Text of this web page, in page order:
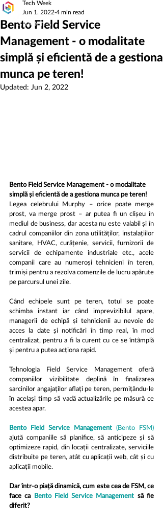
Bento Field Service
Management - o modalitate
simplă și eficientă de a gestiona
munca pe teren!
Tech Week
Jun 1, 2022 4 min read
Updated: Jun 2, 2022
Bento Field Service Management - o modalitate
simplă și eficientă de a gestiona munca pe teren!
Legea celebrului Murphy – orice poate merge
prost, va merge prost – ar putea fi un clișeu în
mediul de business, dar acesta nu este valabil și în
cadrul companiilor din zona utilităților, instalațiilor
sanitare, HVAC, curățenie, servicii, furnizorii de
servicii de echipamente industriale etc., acele
companii care au numeroși tehnicieni în teren,
trimiși pentru a rezolva comenzile de lucru apărute
pe parcursul unei zile.
Când echipele sunt pe teren, totul se poate
schimba instant iar când imprevizibilul apare,
managerii de echipă și tehnicienii au nevoie de
acces la date și notificări în timp real, în mod
centralizat, pentru a fi la curent cu ce se întâmplă
și pentru a putea acționa rapid.
Tehnologia Field Service Management oferă
companiilor vizibilitate deplină în finalizarea
sarcinilor angajaților aflați pe teren, permițându-le
în același timp să vadă actualizările pe măsură ce
acestea apar.
Bento Field Service Management
ajută companiile să planifice, să anticipeze și să
optimizeze rapid, din locații centralizate, serviciile
distribuite pe teren, atât cu aplicații web, cât și cu
aplicații mobile.
Dar într-o piață dinamică, cum este cea de FSM, ce
face ca
Bento Field Service Management să fie
diferit?